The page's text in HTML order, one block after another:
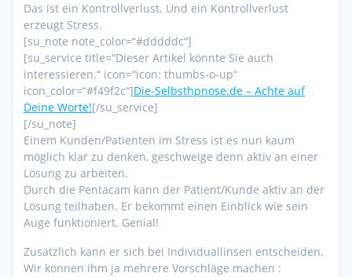
Das ist ein Kontrollverlust. Und ein Kontrollverlust
erzeugt Stress.
[su_note note_color=“#dddddc“]
[su_service title=“Dieser Artikel könnte Sie auch
interessieren.“ icon=“icon: thumbs-o-up“
icon_color=“#f49f2c“]Die-Selbsthpnose.de – Achte auf
Deine Worte![/su_service]
[/su_note]
Einem Kunden/Patienten im Stress ist es nun kaum
möglich klar zu denken, geschweige denn aktiv an einer
Lösung zu arbeiten.
Durch die Pentacam kann der Patient/Kunde aktiv an der
Lösung teilhaben. Er bekommt einen Einblick wie sein
Auge funktioniert. Genial!
Zusätzlich kann er sich bei Individuallinsen entscheiden.
Wir können ihm ja mehrere Vorschläge machen :